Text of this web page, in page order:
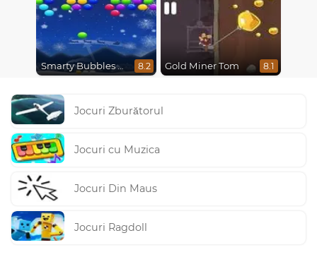
Smarty Bubbles X-Mas Edition 8.2 Gold Miner Tom 8.1
Jocuri Zburătorul
Jocuri cu Muzica
Jocuri Din Maus
Jocuri Ragdoll